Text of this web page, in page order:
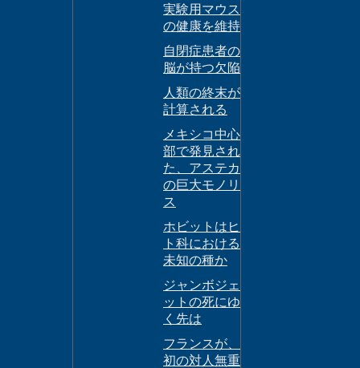
実験用マウス
の健康を維持
自閉症患者の
脳が持つ欠陥
人類の終末が
計算される
メキシコ中心
部で発見され
た、アステカ
の巨大モノリ
ス
ホビットはヒ
ト科における
未知の種か
ジャンボジェ
ットの死にゆ
く先は
フランスが、
初の対人無重